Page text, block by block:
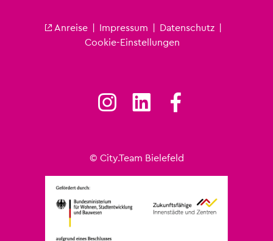
Fu­ß­zei­le City
An­rei­se | Im­pres­sum | Da­ten­schutz |
Coo­kie-Ein­stel­lun­gen
© City.​Team Bie­le­feld